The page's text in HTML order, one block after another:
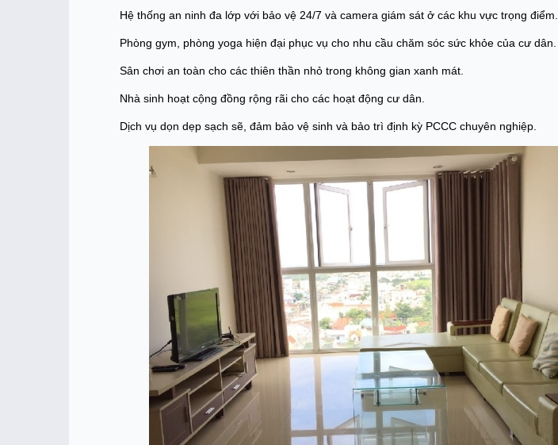
Hệ thống an ninh đa lớp với bảo vệ 24/7 và camera giám sát ở các khu vực trọng điểm.
Phòng gym, phòng yoga hiện đại phục vụ cho nhu cầu chăm sóc sức khỏe của cư dân.
Sân chơi an toàn cho các thiên thần nhỏ trong không gian xanh mát.
Nhà sinh hoạt cộng đồng rộng rãi cho các hoạt động cư dân.
Dịch vụ dọn dẹp sạch sẽ, đảm bảo vệ sinh và bảo trì định kỳ PCCC chuyên nghiệp.